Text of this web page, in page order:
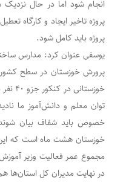
انجام شود اما در حال
پروژه تاخیر ایجاد و کارگاه
پروژه باید کامل شود.
یوسفی عنوان کرد: مدارس
پرورش خوزستان در سطح
توان معلم و دانش‌آموز ما
خصوص باید شفاف بیان
خوزستان هشت ماه است که
مجموع عمر فعالیت وزیر
در نهایت مدیران کل استان‌ها